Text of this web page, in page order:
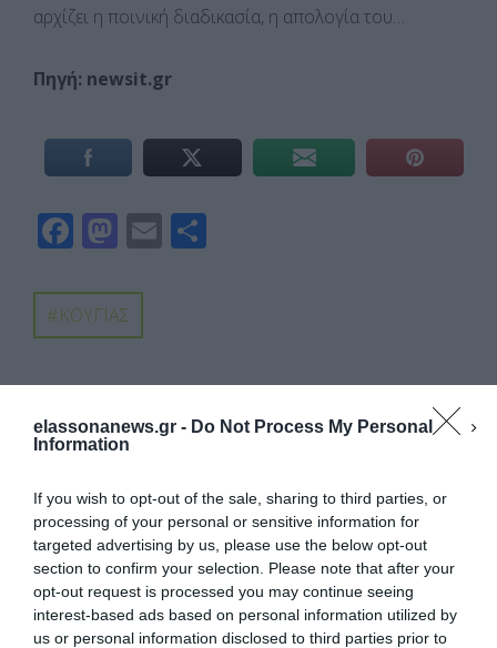
elassonanews.gr - Do Not Process My Personal
Information
If you wish to opt-out of the sale, sharing to third parties, or
processing of your personal or sensitive information for
targeted advertising by us, please use the below opt-out
section to confirm your selection. Please note that after your
opt-out request is processed you may continue seeing
interest-based ads based on personal information utilized by
us or personal information disclosed to third parties prior to
αρχίζει η ποινική διαδικασία, η απολογία του…
Πηγή: newsit.gr
F
e
b
o
k
M
to
d
o
E
σ
τε
ίτ
ΚΟΥΓΙΑΣ
PREVIOUS ARTICLE
ΤΟ ΝΈΟ Δ.Σ. ΤΟΥ ΧΟΣ ΣΠΑΡΜΟΎ
NEXT ARTICLE
ΕΊΧΕ ΤΎΧΗ… ΒΟΥΝΌ ΣΤΗ ΛΆΡΙΣΑ – ΜΕ 2 ΕΥΡΏ ΤΟΥ ΈΚΑΤΣΕ
5ΆΡΙ ΣΤΟ ΤΖΌΚΕΡ ΚΑΙ “ΈΒΡΕΞΕ” ΧΡΉΜΑ